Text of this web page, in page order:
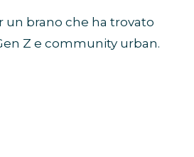
un brano che ha trovato
Z e community urban.